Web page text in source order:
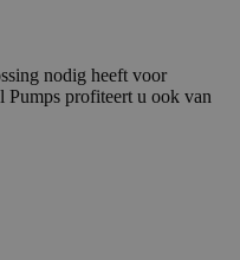
nodig heeft voor
Pumps profiteert u ook van